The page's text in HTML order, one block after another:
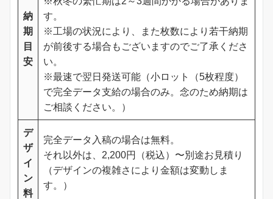
納
期
目
安
す。
※工場の状況により、また枚数により若干納期
が前後する場合もございますのでご了承くださ
い。
※最速で翌日発送可能（小ロット（5枚程度）
で完全データ支給の場合のみ。念のため納期は
ご相談ください。）
デ
ザ
イ
ン
料
完全データ入稿の場合は無料。
それ以外は、2,200円（税込）〜別途お見積り
（デザインの複雑さにより金額は変動しま
す。）